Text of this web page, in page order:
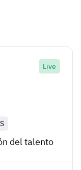
Live
del talento